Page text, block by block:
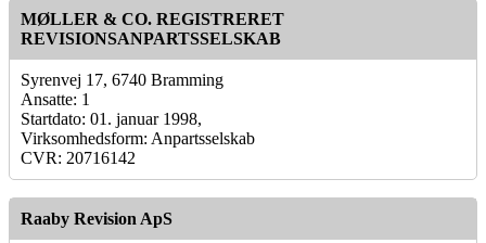
MØLLER & CO. REGISTRERET
REVISIONSANPARTSSELSKAB
Syrenvej 17, 6740 Bramming
Ansatte: 1
Startdato: 01. januar 1998,
Virksomhedsform: Anpartsselskab
CVR: 20716142
Raaby Revision ApS